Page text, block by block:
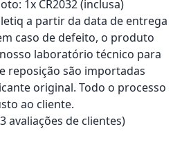
1x CR2032 (inclusa)
a partir da data de entrega
caso de defeito, o produto
laboratório técnico para
reposição são importadas
original. Todo o processo
ao cliente.
avaliações de clientes)